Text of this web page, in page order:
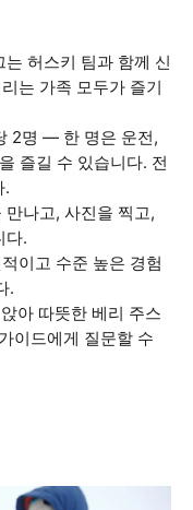
허스키 팀과 함께 신
는 가족 모두가 즐기
2명 — 한 명은 운전,
즐길 수 있습니다. 전
.
나고, 사진을 찍고,
다.
이고 수준 높은 경험
.
아 따뜻한 베리 주스
이드에게 질문할 수